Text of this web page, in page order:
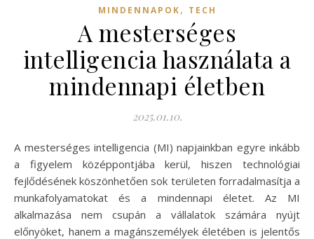
MINDENNAPOK, TECH
A mesterséges
intelligencia használata a
mindennapi életben
2025.01.10.
A mesterséges intelligencia (MI) napjainkban egyre inkább
a figyelem középpontjába kerül, hiszen technológiai
fejlődésének köszönhetően sok területen forradalmasítja a
munkafolyamatokat és a mindennapi életet. Az MI
alkalmazása nem csupán a vállalatok számára nyújt
előnyöket, hanem a magánszemélyek életében is jelentős